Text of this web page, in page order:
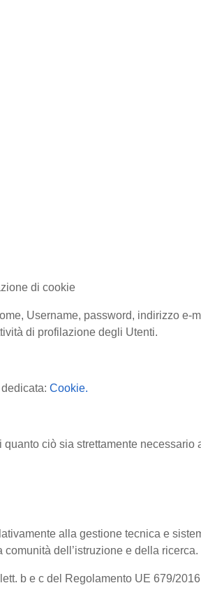
di cookie
Username, password, indirizzo
di profilazione degli Utenti.
Cookie.
ciò sia strettamente
alla gestione tecnica e
dell’istruzione e della ricerca.
b e c del Regolamento UE 679/